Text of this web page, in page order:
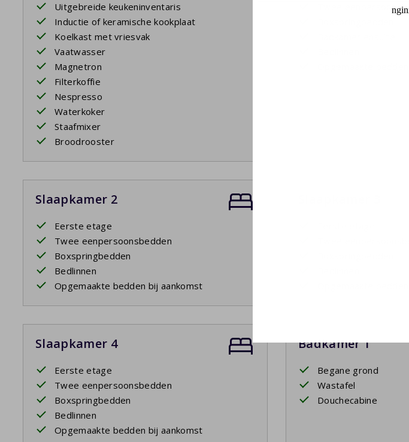
Uitgebreide keukeninventaris
Inductie of keramische kookplaat
Koelkast met vriesvak
Vaatwasser
Magnetron
Filterkoffie
Nespresso
Waterkoker
Staafmixer
Broodrooster
Twee
Slaapkamer 2
Eerste etage
Twee eenpersoonsbedden
Boxspringbedden
Bedlinnen
Opgemaakte bedden bij aankomst
Slaapkamer 4
Eerste etage
Twee eenpersoonsbedden
Boxspringbedden
Bedlinnen
Opgemaakte bedden bij aankomst
Badkamer 1
Begane grond
Wastafel
Douchecabine